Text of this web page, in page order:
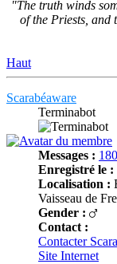
"The truth winds
of the Priests, and
Haut
Scarabéaware
Terminabot
Messages :
Enregistré le :
Localisation :
Vaisseau de
Gender :
Contact :
Contacter
Site Internet